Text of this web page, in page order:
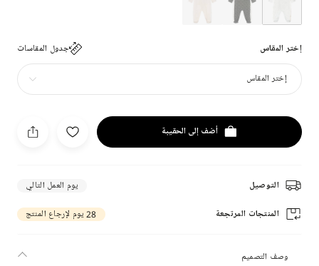
إختر المقاس جدول المقاسات
إختر المقاس
أضف إلى الحقيبة
التوصيل يوم العمل التالي
المنتجات المرتجعة 28 يوم لإرجاع المنتج
وصف التصميم